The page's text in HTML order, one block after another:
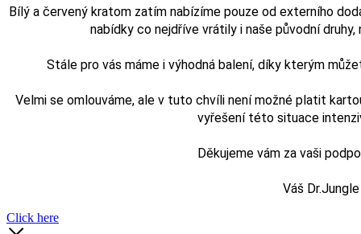
Bílý a červený kratom zatím nabízíme pouze od externího
nabídky co nejdříve vrátily i naše původní
Stále pro vás máme i výhodná balení, díky kterým
Velmi se omlouváme, ale v tuto chvíli není možné platit
vyřešení této situace
Děkujeme vám za vaši
Váš
Click here